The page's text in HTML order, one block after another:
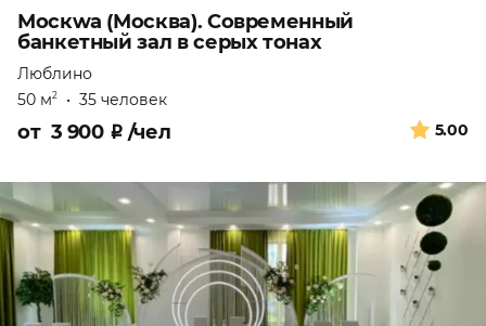
Москwa (Москва). Современный
банкетный зал в серых тонах
Люблино
50 м2 • 35 человек
5.00
от 3 900 ₽ /чел